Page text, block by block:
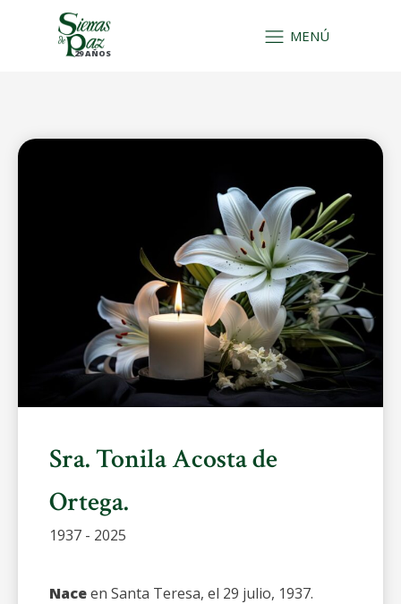
29 AÑOS
MENÚ
Sra. Tonila Acosta de
Ortega.
1937 - 2025
Naceen Santa Teresa, el 29 julio, 1937.